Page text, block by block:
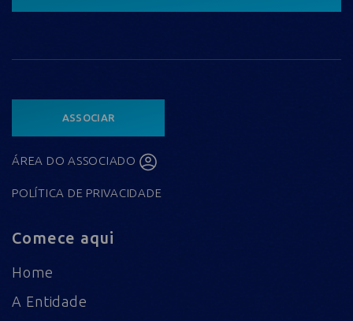
ASSOCIAR
ÁREA DO ASSOCIADO
POLÍTICA DE PRIVACIDADE
Comece aqui
Home
A Entidade